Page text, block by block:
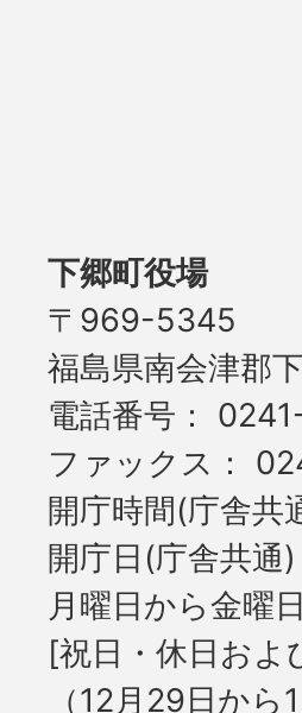
下郷町役場
〒969-5345
福島県南会津郡
電話番号
ファックス
開庁時間(庁舎共
開庁日(庁舎共通)
月曜日から金曜日
[祝日・休日およ
（12月29日か